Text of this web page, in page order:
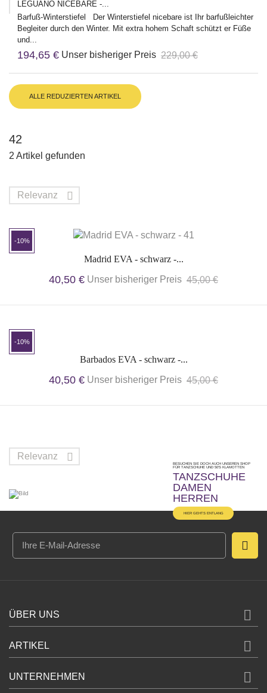
LEGUANO NICEBARE -...
Barfuß-Winterstiefel Der Winterstiefel nicebare ist Ihr barfußleichter
Begleiter durch den Winter. Mit extra hohem Schaft schützt er Füße
und...
194,65 € Unser bisheriger Preis 229,00 €
ALLE REDUZIERTEN ARTIKEL
42
2 Artikel gefunden
Relevanz 
-10%
Madrid EVA - schwarz -...
40,50 € Unser bisheriger Preis 45,00 €
-10%
Barbados EVA - schwarz -...
40,50 € Unser bisheriger Preis 45,00 €
Relevanz 
BESUCHEN SIE DOCH AUCH UNSEREN SHOP
FÜR TANZSCHUHE UND 50'S KLAMOTTEN
TANZSCHUHE
DAMEN
HERREN
HIER GEHTS ENTLANG
ÜBER UNS 
ARTIKEL 
UNTERNEHMEN 